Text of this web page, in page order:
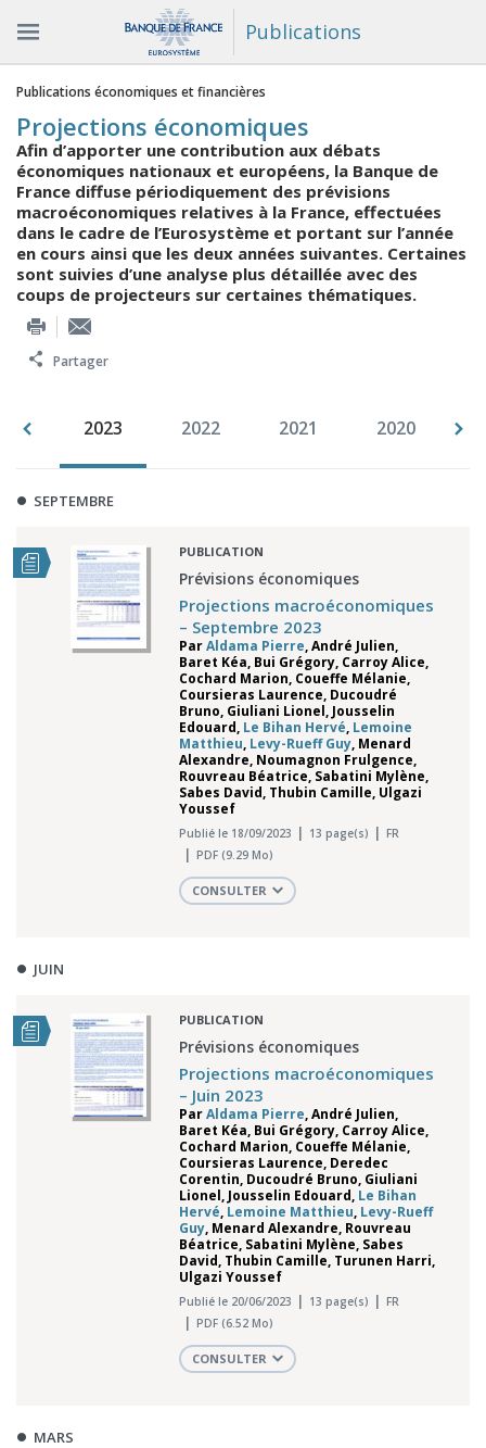
Publications
Vous êtes ici
Publications économiques et financières
Projections économiques
Afin d’apporter une contribution aux débats
économiques nationaux et européens, la Banque de
France diffuse périodiquement des prévisions
macroéconomiques relatives à la France, effectuées
dans le cadre de l’Eurosystème et portant sur l’année
en cours ainsi que les deux années suivantes. Certaines
sont suivies d’une analyse plus détaillée avec des
coups de projecteurs sur certaines thématiques.
Partager
2023 2022 2021 2020
SEPTEMBRE
PUBLICATION
Prévisions économiques
Projections macroéconomiques
– Septembre 2023
ParAldama Pierre,André Julien,
Baret Kéa, Bui Grégory, Carroy Alice,
Cochard Marion, Coueffe Mélanie,
Coursieras Laurence, Ducoudré
Bruno, Giuliani Lionel, Jousselin
Edouard, Le Bihan Hervé, Lemoine
Matthieu, Levy-Rueff Guy, Menard
Alexandre, Noumagnon Frulgence,
Rouvreau Béatrice, Sabatini Mylène,
Sabes David, Thubin Camille, Ulgazi
Youssef
Publié le 18/09/2023 13 page(s)
FR
PDF (9.29 Mo)
CONSULTER
JUIN
PUBLICATION
Prévisions économiques
Projections macroéconomiques
– Juin 2023
ParAldama Pierre,André Julien,
Baret Kéa, Bui Grégory, Carroy Alice,
Cochard Marion, Coueffe Mélanie,
Coursieras Laurence, Deredec
Corentin, Ducoudré Bruno, Giuliani
Lionel, Jousselin Edouard, Le Bihan
Hervé, Lemoine Matthieu, Levy-Rueff
Guy, Menard Alexandre, Rouvreau
Béatrice, Sabatini Mylène, Sabes
David, Thubin Camille, Turunen Harri,
Ulgazi Youssef
Publié le 20/06/2023 13 page(s)
FR
PDF (6.52 Mo)
CONSULTER
MARS